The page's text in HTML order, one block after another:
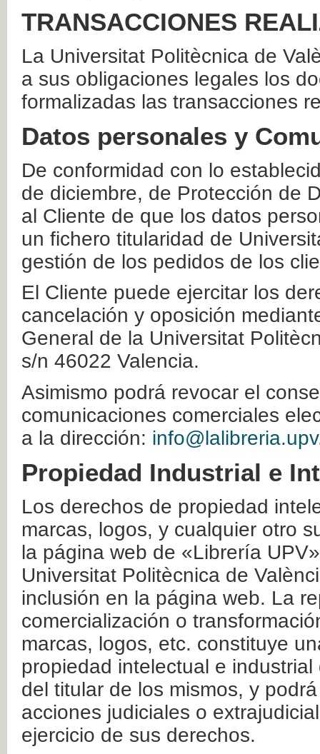
TRANSACCIONES
La Universitat Politècnica de
a sus obligaciones legales los
formalizadas las transacciones
Datos personales y
De conformidad con lo
de diciembre, de Protección de
al Cliente de que los datos
un fichero titularidad de
gestión de los pedidos de los
El Cliente puede ejercitar los
cancelación y oposición
General de la Universitat
s/n 46022 Valencia.
Asimismo podrá revocar el
comunicaciones comerciales
a la dirección:
Propiedad Industrial e
Los derechos de propiedad
marcas, logos, y cualquier otro
la página web de «Librería
Universitat Politècnica de
inclusión en la página web. La
comercialización o
marcas, logos, etc. constituye
propiedad intelectual e
del titular de los mismos, y
acciones judiciales o
ejercicio de sus derechos.